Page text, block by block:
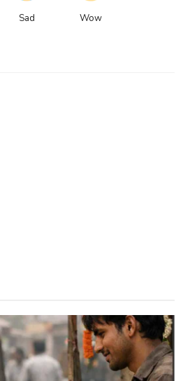
Sad Wow